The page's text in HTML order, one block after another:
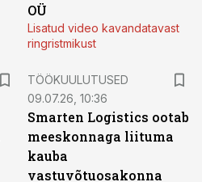
OÜ
Lisatud video kavandatavast
ringristmikust
TÖÖKUULUTUSED
09.07.26, 10:36
Smarten Logistics ootab
meeskonnaga liituma
kauba
vastuvõtuosakonna